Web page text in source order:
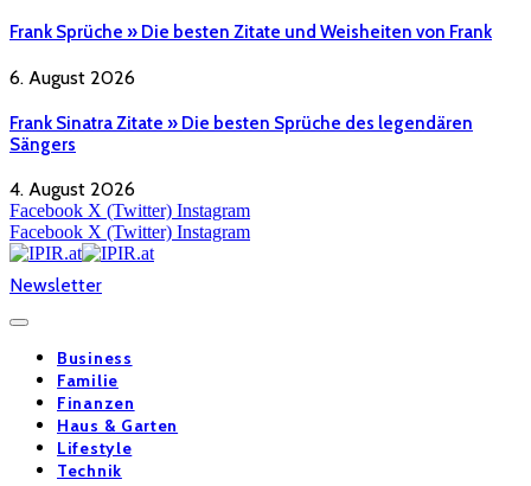
Frank Sprüche » Die besten Zitate und Weisheiten von Frank
6. August 2026
Frank Sinatra Zitate » Die besten Sprüche des legendären
Sängers
4. August 2026
Facebook X (Twitter) Instagram
Facebook X (Twitter) Instagram
Newsletter
Business
Familie
Finanzen
Haus & Garten
Lifestyle
Technik